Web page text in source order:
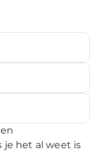
je het al weet is